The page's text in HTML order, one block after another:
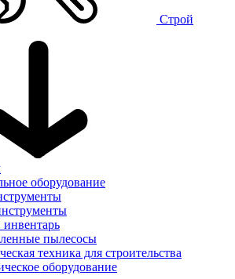
Строй
оборудование
пылесосы
техника для строительства
оборудование